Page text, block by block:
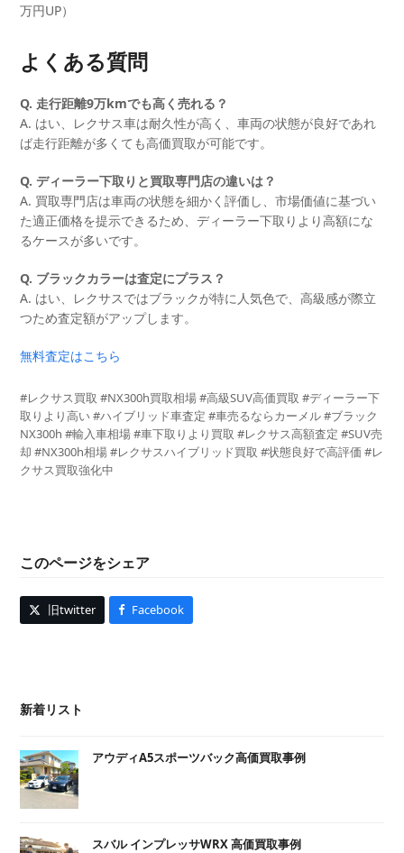
万円UP）
よくある質問
Q. 走行距離9万kmでも高く売れる？
A. はい、レクサス車は耐久性が高く、車両の状態が良好であれ
ば走行距離が多くても高価買取が可能です。
Q. ディーラー下取りと買取専門店の違いは？
A. 買取専門店は車両の状態を細かく評価し、市場価値に基づい
た適正価格を提示できるため、ディーラー下取りより高額にな
るケースが多いです。
Q. ブラックカラーは査定にプラス？
A. はい、レクサスではブラックが特に人気色で、高級感が際立
つため査定額がアップします。
無料査定はこちら
#レクサス買取 #NX300h買取相場 #高級SUV高価買取 #ディーラー下
取りより高い #ハイブリッド車査定 #車売るならカーメル #ブラック
NX300h #輸入車相場 #車下取りより買取 #レクサス高額査定 #SUV売
却 #NX300h相場 #レクサスハイブリッド買取 #状態良好で高評価 #レ
クサス買取強化中
このページをシェア
旧twitter Facebook
新着リスト
アウディA5スポーツバック高価買取事例
スバル インプレッサWRX 高価買取事例